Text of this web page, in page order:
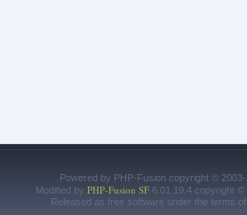
Powered by PHP-Fusion copyright ©
Modified by PHP-Fusion SF6.01.19.4 copyright ©
Released as free software under the terms